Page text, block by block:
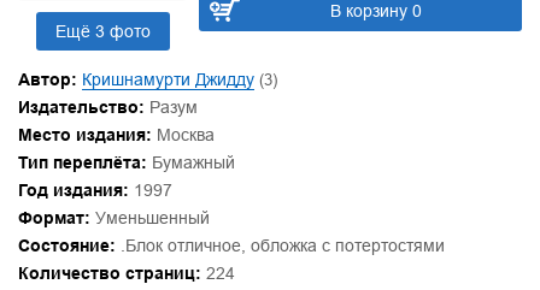
Ещё 3 фото
В корзину 0
Автор: Кришнамурти Джидду (3)
Издательство: Разум
Место издания: Москва
Тип переплёта: Бумажный
Год издания: 1997
Формат: Уменьшенный
Состояние: .Блок отличное, обложка с потертостями
Количество страниц: 224